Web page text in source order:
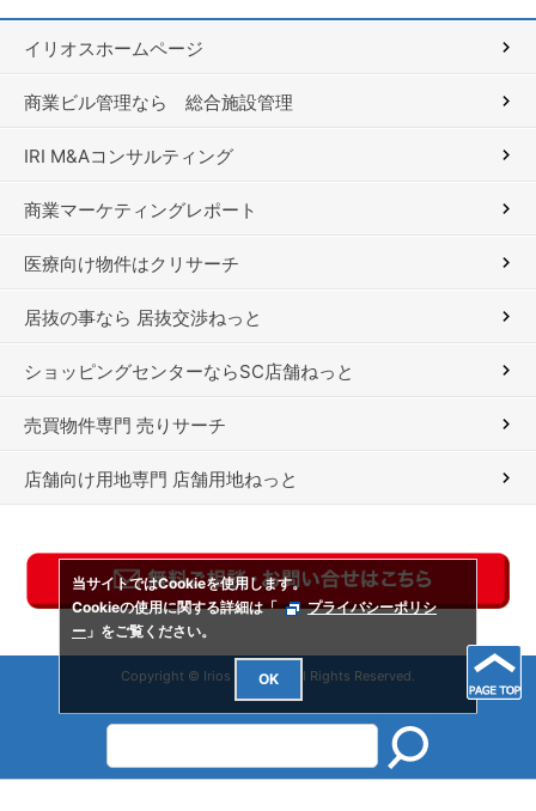
イリオスホームページ
商業ビル管理なら 総合施設管理
IRI M&Aコンサルティング
商業マーケティングレポート
医療向け物件はクリサーチ
居抜の事なら 居抜交渉ねっと
ショッピングセンターならSC店舗ねっと
売買物件専門 売りサーチ
店舗向け用地専門 店舗用地ねっと
Copyright © Irios Co., Ltd. All Rights Reserved.
当サイトではCookieを使用します。
Cookieの使用に関する詳細は「
プライバシーポリシ
ー 」をご覧ください。
OK